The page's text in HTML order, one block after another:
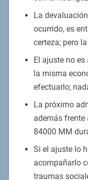
La
ocurrido, es
certeza; pero
El ajuste no es
la misma
efectuarlo;
La próximo
además frente
84000 MM
Si el ajuste lo
acompañarlo
traumas